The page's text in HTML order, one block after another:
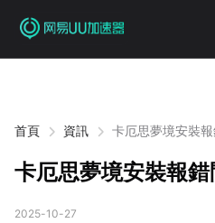
首頁 資訊 卡厄思夢境安裝
卡厄思夢境安裝報錯
2025-10-27